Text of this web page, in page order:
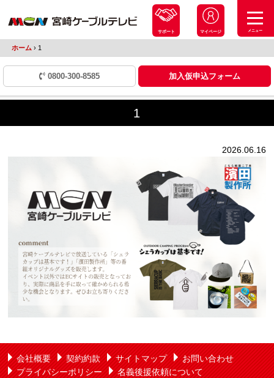
サポート マイページ メニュー
ホーム ›1
0800-300-8585 加入仮申込フォーム
1
2026.06.16
会社概要 契約約款 サイトマップ
お問い合わせ
プライバシーポリシー
名義後援依頼について